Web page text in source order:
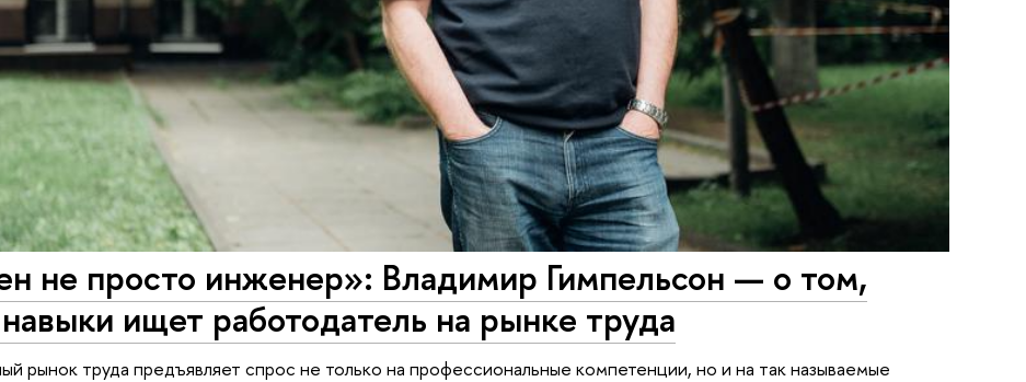
не просто инженер»: Владимир Гимпельсон — о том,
ищет работодатель на рынке труда
рынок труда предъявляет спрос не только на профессиональные компетенции, но и на так называемые